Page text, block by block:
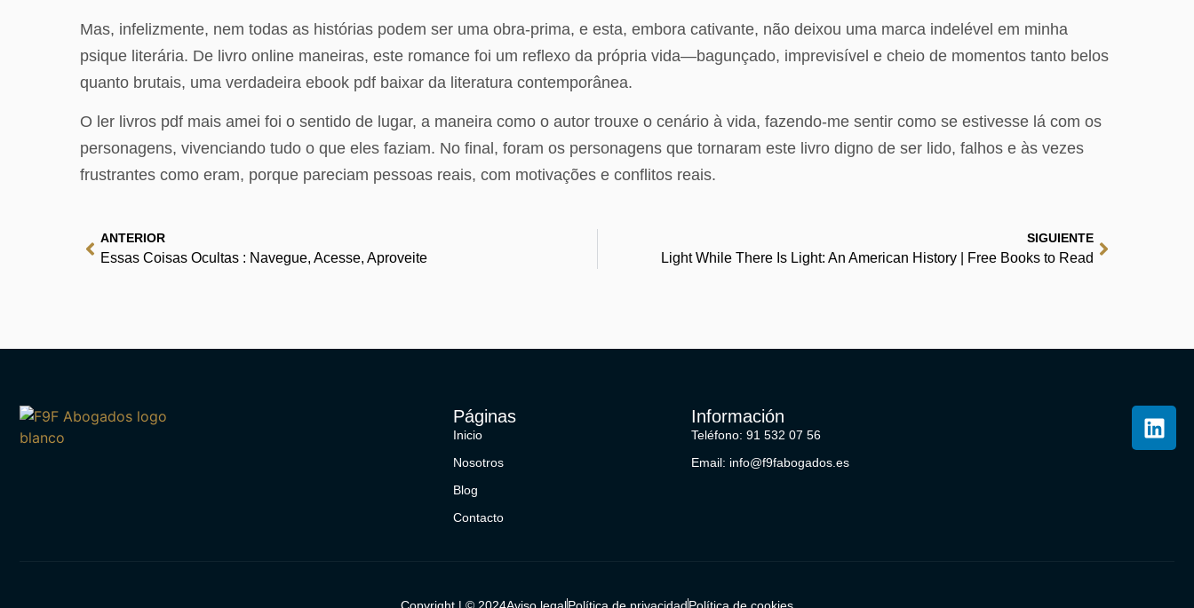
Mas, infelizmente, nem todas as histórias podem ser uma obra-prima, e esta, embora cativante, não deixou uma marca indelével em minha
psique literária. De livro online maneiras, este romance foi um reflexo da própria vida—bagunçado, imprevisível e cheio de momentos tanto belos
quanto brutais, uma verdadeira ebook pdf baixar da literatura contemporânea.
O ler livros pdf mais amei foi o sentido de lugar, a maneira como o autor trouxe o cenário à vida, fazendo-me sentir como se estivesse lá com os
personagens, vivenciando tudo o que eles faziam. No final, foram os personagens que tornaram este livro digno de ser lido, falhos e às vezes
frustrantes como eram, porque pareciam pessoas reais, com motivações e conflitos reais.
ANTERIOR
Essas Coisas Ocultas : Navegue, Acesse, Aproveite
SIGUIENTE
Light While There Is Light: An American History | Free Books to Read
Páginas
Inicio
Nosotros
Blog
Contacto
Información
Teléfono: 91 532 07 56
Email: info@f9fabogados.es